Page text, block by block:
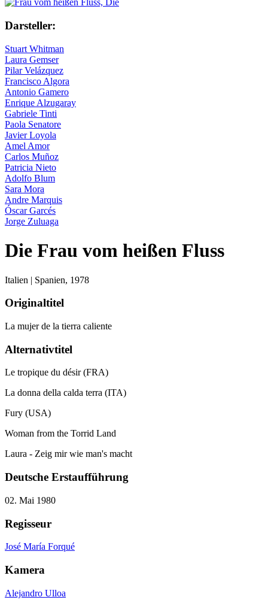
Darsteller:
Stuart Whitman
Laura Gemser
Pilar Velázquez
Francisco Algora
Antonio Gamero
Enrique Alzugaray
Gabriele Tinti
Paola Senatore
Javier Loyola
Amel Amor
Carlos Muñoz
Patricia Nieto
Adolfo Blum
Sara Mora
Andre Marquis
Óscar Garcés
Jorge Zuluaga
Die Frau vom heißen Fluss
Italien | Spanien, 1978
Originaltitel
La mujer de la tierra caliente
Alternativtitel
Le tropique du désir (FRA)
La donna della calda terra (ITA)
Fury (USA)
Woman from the Torrid Land
Laura - Zeig mir wie man's macht
Deutsche Erstaufführung
02. Mai 1980
Regisseur
José María Forqué
Kamera
Alejandro Ulloa